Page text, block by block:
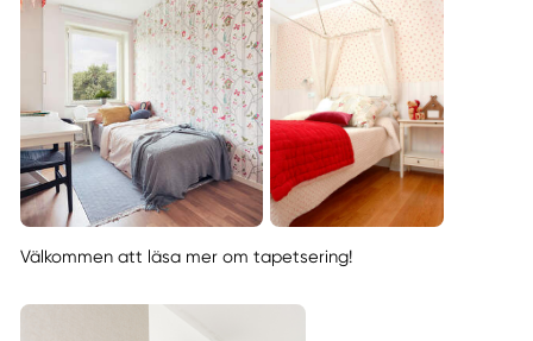
Välkommen att läsa mer om tapetsering!